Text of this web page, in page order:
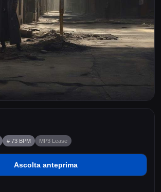
# 73 BPM MP3 Lease
Ascolta anteprima